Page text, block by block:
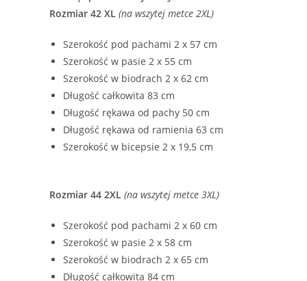
Rozmiar 42 XL (na wszytej metce 2XL)
Szerokość pod pachami 2 x 57 cm
Szerokość w pasie 2 x 55 cm
Szerokość w biodrach 2 x 62 cm
Długość całkowita 83 cm
Długość rękawa od pachy 50 cm
Długość rękawa od ramienia 63 cm
Szerokość w bicepsie 2 x 19,5 cm
Rozmiar 44 2XL (na wszytej metce 3XL)
Szerokość pod pachami 2 x 60 cm
Szerokość w pasie 2 x 58 cm
Szerokość w biodrach 2 x 65 cm
Długość całkowita 84 cm